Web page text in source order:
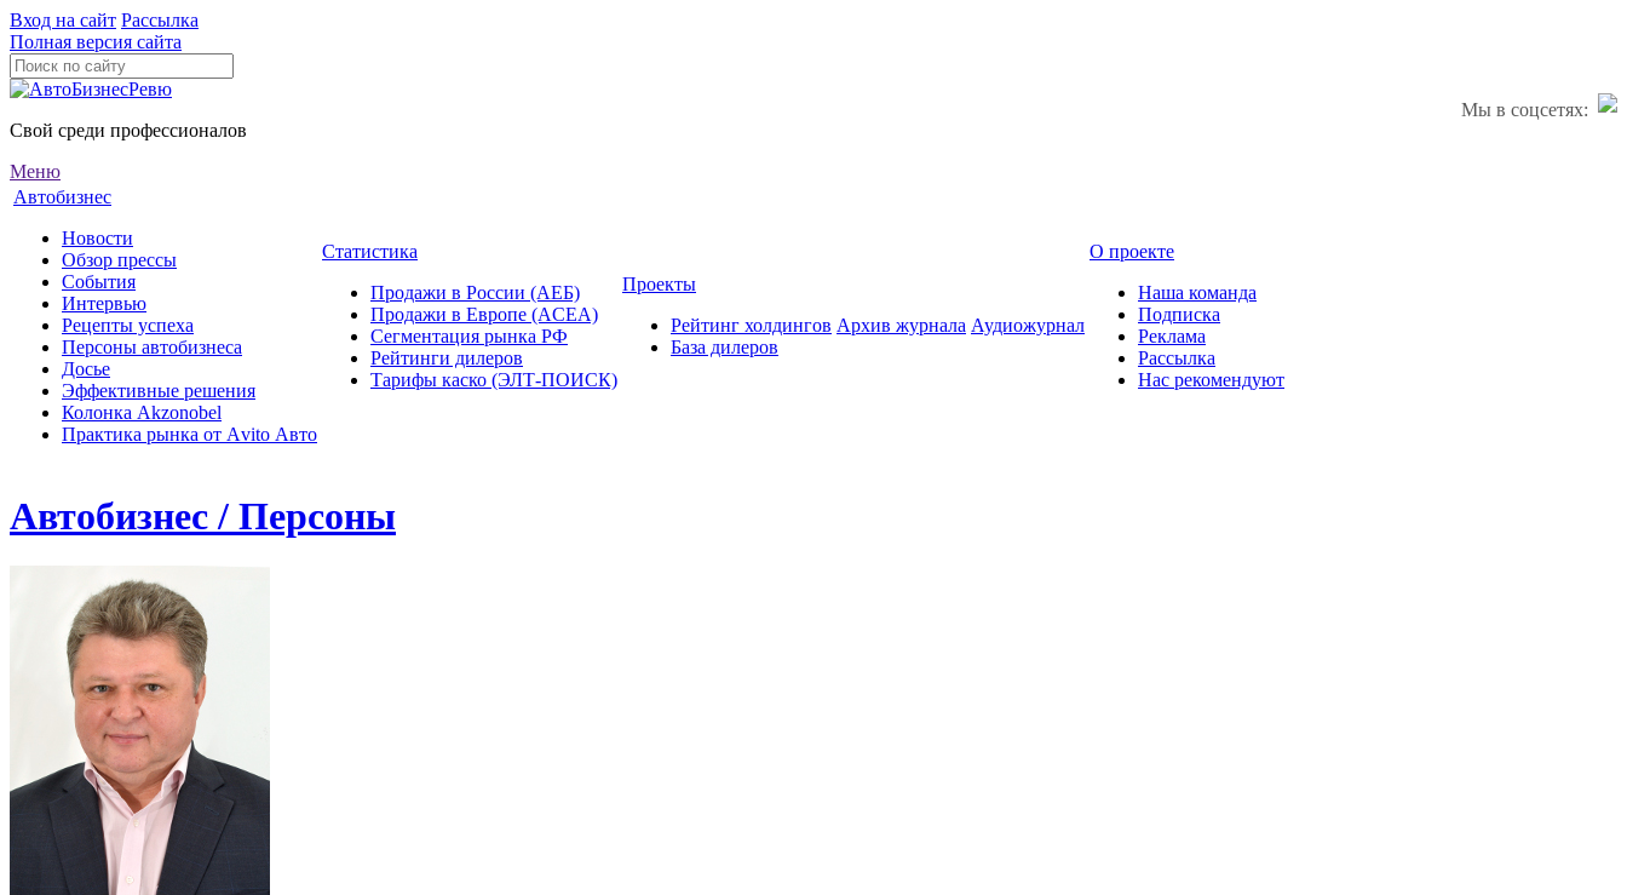
Вход на сайт Рассылка
Полная версия сайта
Мы в соцсетях:
Свой среди профессионалов
Меню
Автобизнес
Новости
Обзор прессы
События
Интервью
Рецепты успеха
Персоны автобизнеса
Досье
Эффективные решения
Колонка Akzonobel
Практика рынка от Аvito Авто
Статистика
Продажи в России (АЕБ)
Продажи в Европе (ACEA)
Сегментация рынка РФ
Рейтинги дилеров
Тарифы каско (ЭЛТ-ПОИСК)
Проекты
Рейтинг холдингов
База дилеров
Архив журнала Аудиожурнал
О проекте
Наша команда
Подписка
Реклама
Рассылка
Нас рекомендуют
Автобизнес / Персоны